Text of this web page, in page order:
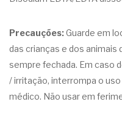
Precauções:Guarde em
das crianças e dos
sempre fechada. Em caso
/ irritação, interrompa o
médico. Não usar em